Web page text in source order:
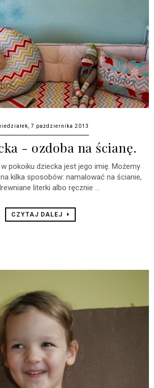
7 października 2013
- ozdoba na ścianę.
pokoiku dziecka jest jego imię. Możemy
kilka sposobów: namalować na ścianie,
literki albo ręcznie ...
CZYTAJ DALEJ